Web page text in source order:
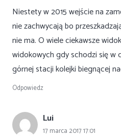
Niestety w 2015 wejście na
nie zachwycają bo
nie ma. O wiele ciekawsze
widokowych gdy schodzi się w
górnej stacji kolejki biegnącej
Odpowiedz
Lui
17 marca 2017 17:01